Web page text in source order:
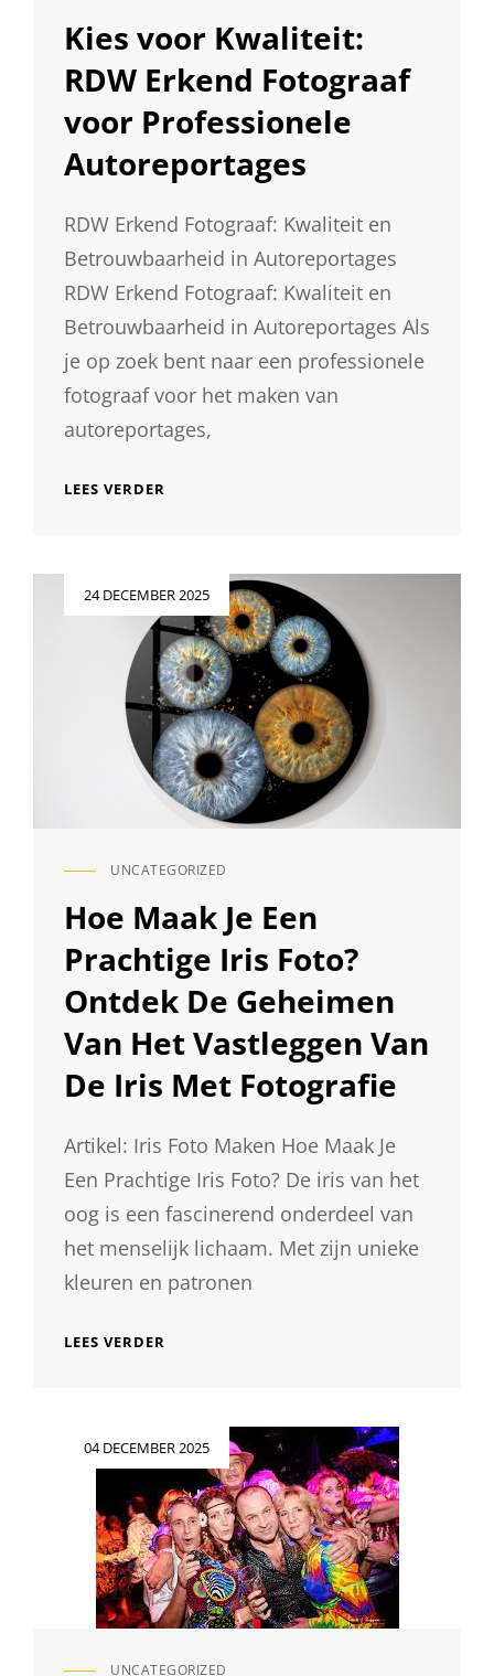
Kies voor Kwaliteit:
RDW Erkend Fotograaf
voor Professionele
Autoreportages
RDW Erkend Fotograaf: Kwaliteit en
Betrouwbaarheid in Autoreportages
RDW Erkend Fotograaf: Kwaliteit en
Betrouwbaarheid in Autoreportages Als
je op zoek bent naar een professionele
fotograaf voor het maken van
autoreportages,
LEES VERDER
FOTOGRAAF
VOOR
PROFESSIONELE
AUTOREPORTAGES
24 DECEMBER 2025
CAT
UNCATEGORIZED
Hoe Maak Je Een
Prachtige Iris Foto?
Ontdek De Geheimen
Van Het Vastleggen Van
De Iris Met Fotografie
Artikel: Iris Foto Maken Hoe Maak Je
Een Prachtige Iris Foto? De iris van het
oog is een fascinerend onderdeel van
het menselijk lichaam. Met zijn unieke
kleuren en patronen
LEES VERDER
PRACHTIGE
IRIS
FOTO?
ONTDEK
DE
GEHEIMEN
VAN
HET
VASTLEGGEN
VAN
IRIS
04 DECEMBER 2025
UNCATEGORIZED